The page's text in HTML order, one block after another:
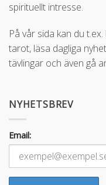
spirituellt intresse.
På vår sida kan du
tarot, läsa dagliga
tävlingar och även gå
NYHETSBREV
Email: